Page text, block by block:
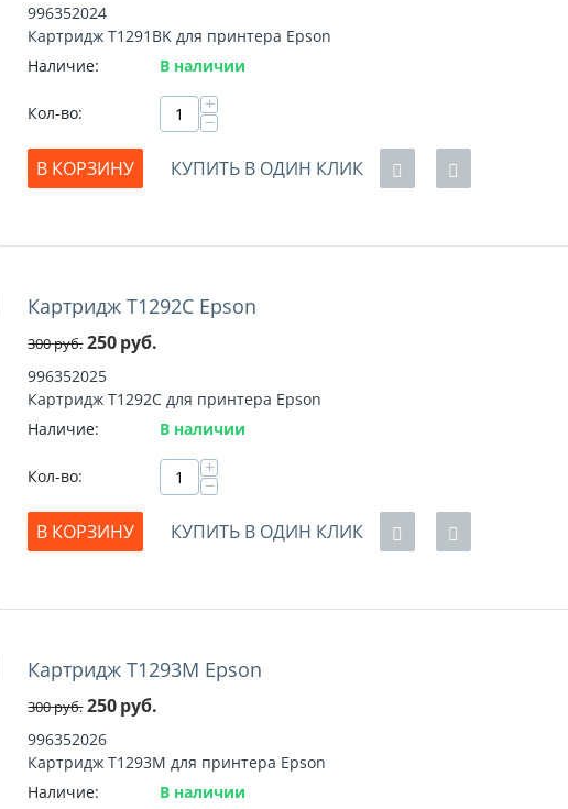
996352024
Картридж T1291BK для принтера Epson
Наличие:
В наличии
Кол-во: +
−
В КОРЗИНУ
КУПИТЬ В ОДИН КЛИК
Скидка 17%
Картридж T1292C Epson
300руб. 250руб.
996352025
Картридж T1292C для принтера Epson
Наличие:
В наличии
Кол-во: +
−
В КОРЗИНУ
КУПИТЬ В ОДИН КЛИК
Скидка 17%
Картридж T1293M Epson
300руб. 250руб.
996352026
Картридж T1293M для принтера Epson
Наличие:
В наличии